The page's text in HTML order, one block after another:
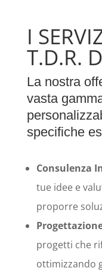
I
T.D.R.
La nostra
vasta
specifiche
Consulenza
tue idee e
proporre
progetti che
ottimizzando